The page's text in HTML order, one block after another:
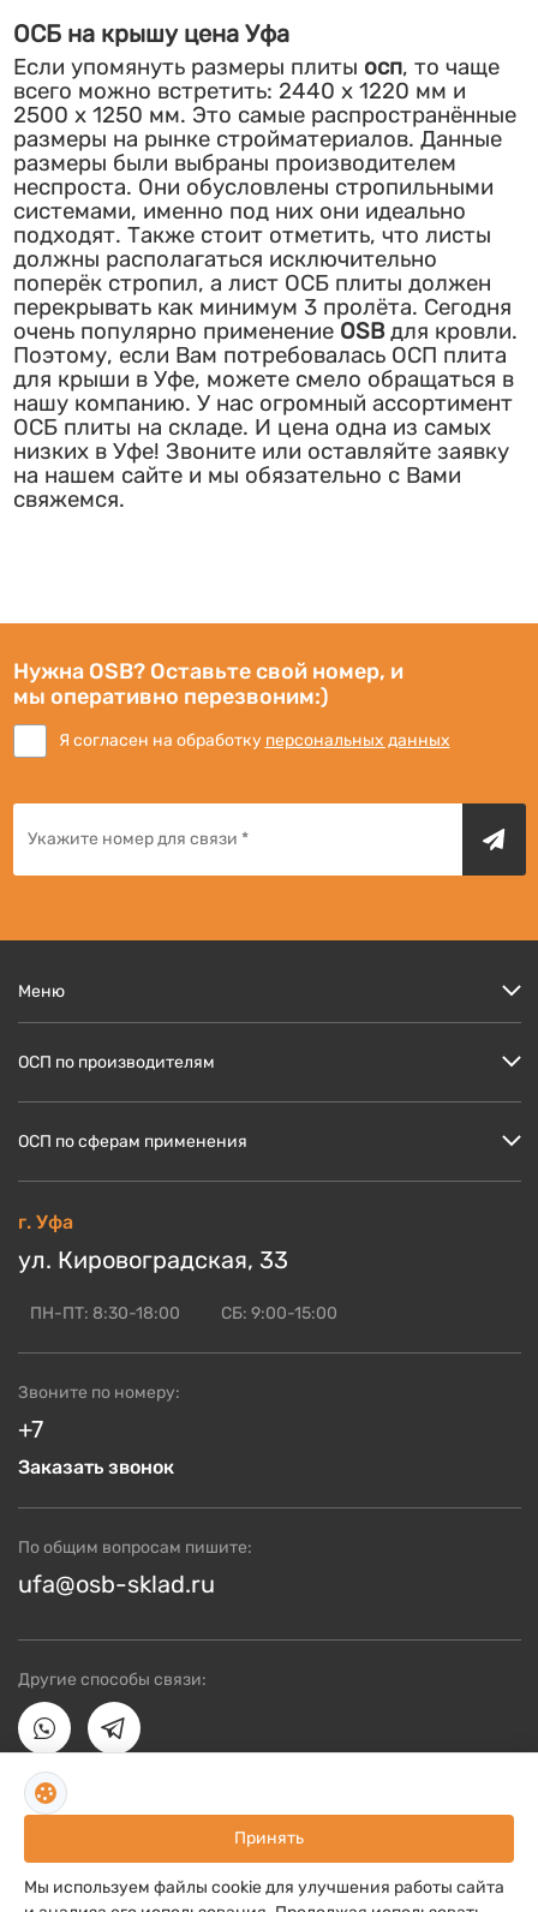
ОСБ на крышу цена Уфа
Если упомянуть размеры плиты осп, то чаще
всего можно встретить: 2440 х 1220 мм и
2500 х 1250 мм. Это самые распространённые
размеры на рынке стройматериалов. Данные
размеры были выбраны производителем
неспроста. Они обусловлены стропильными
системами, именно под них они идеально
подходят. Также стоит отметить, что листы
должны располагаться исключительно
поперёк стропил, а лист ОСБ плиты должен
перекрывать как минимум 3 пролёта. Сегодня
очень популярно применение OSBдля кровли.
Поэтому, если Вам потребовалась ОСП плита
для крыши в Уфе, можете смело обращаться в
нашу компанию. У нас огромный ассортимент
ОСБ плиты на складе. И цена одна из самых
низких в Уфе! Звоните или оставляйте заявку
на нашем сайте и мы обязательно с Вами
свяжемся.
Нужна OSB? Оставьте свой номер, и
мы оперативно перезвоним:)
Я согласен на обработку персональных данных
Мы используем файлы cookie для улучшения работы сайта
Принять
Звоните по номеру:
+7
Заказать звонок
По общим вопросам пишите:
ufa@osb-sklad.ru
Другие способы связи:
г. Уфа
ул. Кировоградская, 33
ПН-ПТ: 8:30-18:00 СБ: 9:00-15:00
Меню
Доставка и оплата
ОСБ оптом
Контакты
ОСП по производителям
ОСП Ультралам
ОСП Калевала
Смотреть ещё
ОСП по сферам применения
ОСП для стен
ОСП для кровли
ОСП для СИП панелей
Смотреть ещё
OSB плиты, 2024. Все права защищены.
Политика конфиденциальности